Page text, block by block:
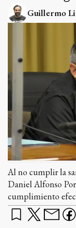
Guillermo
Al no cumplir la
Daniel Alfonso
cumplimiento